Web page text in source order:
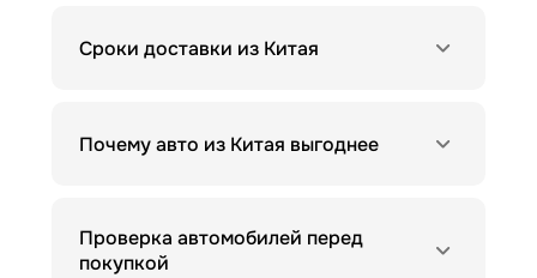
Сроки доставки из Китая
Почему авто из Китая выгоднее
Проверка автомобилей перед
покупкой